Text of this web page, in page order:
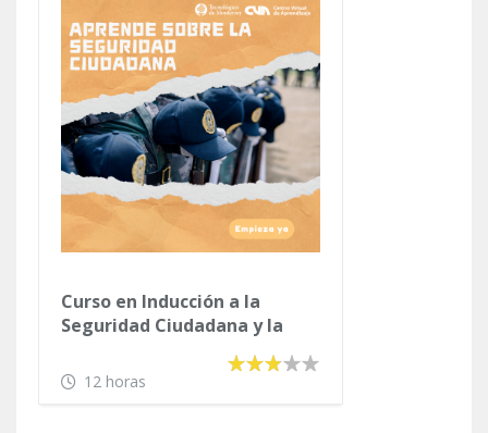
Curso en Inducción a la
Seguridad Ciudadana y la
Prevención Social de la
Violencia y la Delincuencia
12 horas